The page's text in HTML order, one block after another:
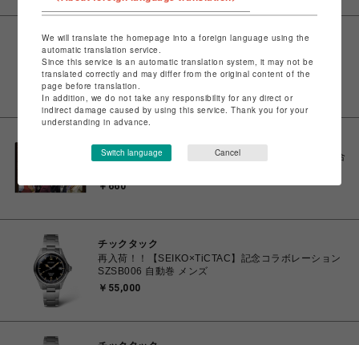
ビーバー
Topologie/トポロジー/8.0mm Braided O-Rope
￥7,810
CAPCOM STORE SENDAI
逆転裁判456 王泥喜セレクション クリアファイル(集合
￥660
チックタック
再入荷！！【SEIKO×TiCTAC】記念コラボレーション
SZSB006 自動巻 メンズ
￥55,000
We will translate the homepage into a foreign language using the
automatic translation service.
Since this service is an automatic translation system, it may not be
translated correctly and may differ from the original content of the
page before translation.
In addition, we do not take any responsibility for any direct or
indirect damage caused by using this service. Thank you for your
understanding in advance.
Switch language Cancel